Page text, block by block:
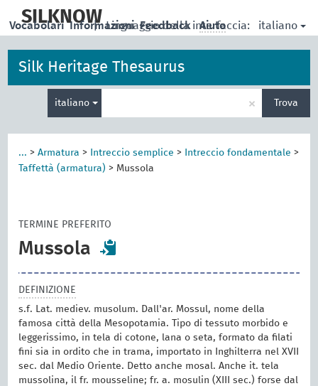
main
SILKNOW
| Linguaggio della interfaccia: italiano
Vocabolari Informazioni Feedback Aiuto
Silk Heritage Thesaurus
italiano
per
la
ricerca
× Trova
... >Armatura > Intreccio semplice > Intreccio fondamentale >
Taffettà (armatura) > Mussola
TERMINE PREFERITO
Mussola
DEFINIZIONE
s.f. Lat. mediev. musolum. Dall'ar. Mossul, nome della
famosa città della Mesopotamia. Tipo di tessuto morbido e
leggerissimo, in tela di cotone, lana o seta, formato da filati
fini sia in ordito che in trama, importato in Inghilterra nel XVII
sec. dal Medio Oriente. Detto anche mosal. Anche it. tela
mussolina, il fr. mousseline; fr. a. mosulin (XIII sec.) forse dal